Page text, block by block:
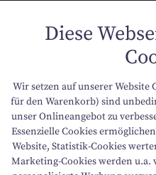
Diese
Wir setzen auf unserer Website
für den Warenkorb) sind
unser Onlineangebot zu
Essenzielle Cookies
Website, Statistik-Cookies
Marketing-Cookies werden